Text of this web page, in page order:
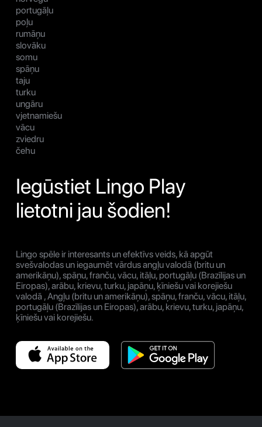
portugāļu
poļu
rumāņu
slovāku
somu
spāņu
taju
turku
ungāru
vjetnamiešu
vācu
zviedru
čehu
Iegūstiet Lingo Play
lietotni jau šodien!
Lingo spēle ir interesants un efektīvs veids, kā apgūt
svešvalodas un iegaumēt vārdus angļu valodā (britu un
amerikāņu), spāņu, franču, vācu, itāļu, portugāļu (Brazīlijas un
Eiropas), arābu, krievu, turku, japāņu, ķīniešu vai korejiešu
valodā , Angļu (britu un amerikāņu), spāņu, franču, vācu, itāļu,
portugāļu (Brazīlijas un Eiropas), arābu, krievu, turku, japāņu,
ķīniešu vai korejiešu.